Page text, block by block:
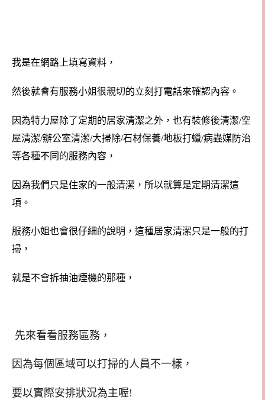
我是在網路上填寫資料，
然後就會有服務小姐很親切的立刻打電話來確認內容。
因為特力屋除了定期的居家清潔之外，也有裝修後清潔/空
屋清潔/辦公室清潔/大掃除/石材保養/地板打蠟/病蟲媒防治
等各種不同的服務內容，
因為我們只是住家的一般清潔，所以就算是定期清潔這
項。
服務小姐也會很仔細的說明，這種居家清潔只是一般的打
掃，
就是不會拆抽油煙機的那種，
先來看看服務區務，
因為每個區域可以打掃的人員不一樣，
要以實際安排狀況為主喔!